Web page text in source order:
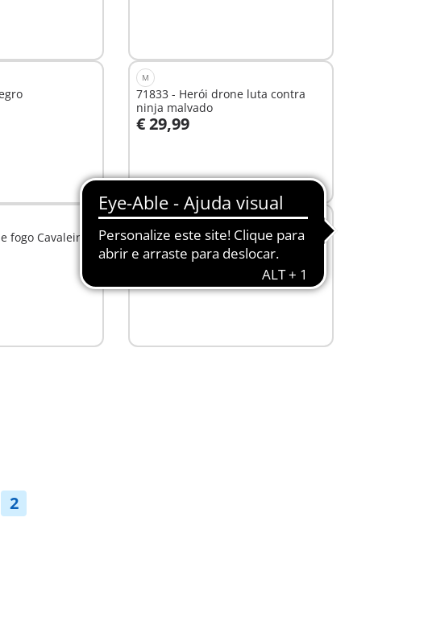
M
71833 - Herói drone luta contra
ninja malvado
€ 29,99
Ao carrinho
fogo Cavaleiros
XS
72023 - DuoPack Bruxa e Feiticeiro
2